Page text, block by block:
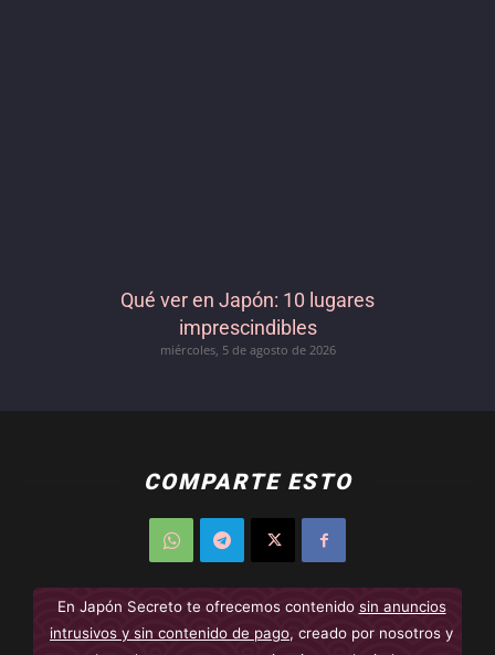
Qué ver en Japón: 10 lugares
imprescindibles
miércoles, 5 de agosto de 2026
COMPARTE ESTO
En Japón Secreto te ofrecemos contenido sin anuncios
intrusivos y sin contenido de pago, creado por nosotros y